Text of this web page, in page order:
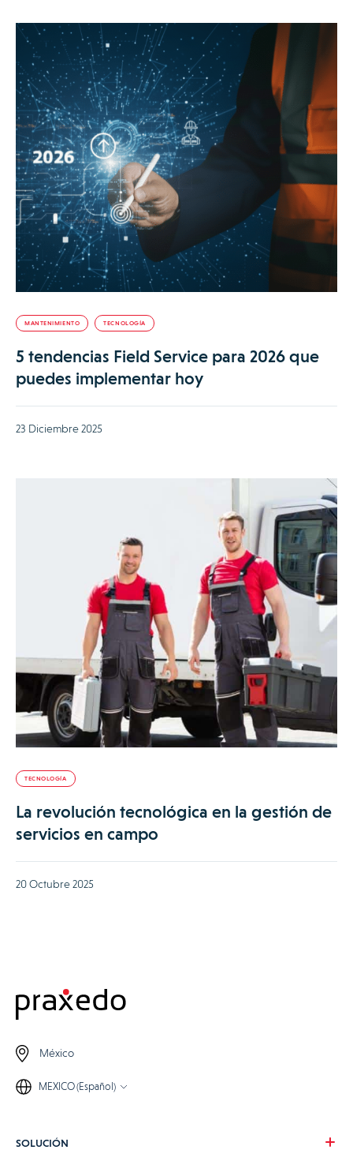
MANTENIMIENTO TECNOLOGÍA
5 tendencias Field Service para 2026 que
puedes implementar hoy
23 Diciembre 2025
TECNOLOGÍA
La revolución tecnológica en la gestión de
servicios en campo
20 Octubre 2025
México
MEXICO (Español)
SOLUCIÓN